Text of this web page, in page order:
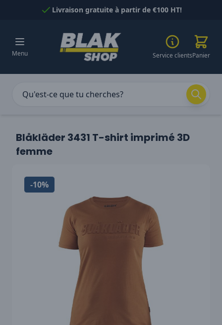
Passer au contenuLivraison gratuite à partir de €100 HT!
Menu Service clientsPanier
Blåkläder 3431 T-shirt imprimé 3D
femme
-10%